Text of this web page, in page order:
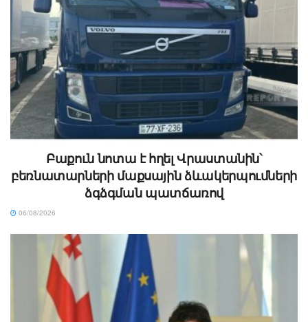
Բաքուն նոտա է հղել Վրաստանին՝
բեռնատարների մաքսային ձևակերպումների
ձգձգման պատճառով
06/08/2026